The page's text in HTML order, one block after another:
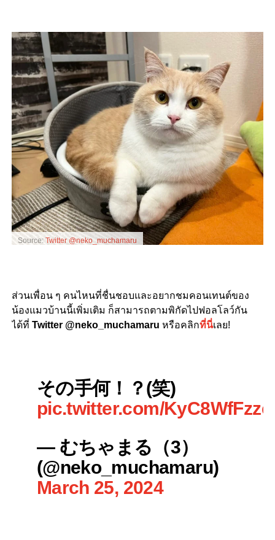
Source: Twitter @neko_muchamaru
ส่วนเพื่อน ๆ คนไหนที่ชื่นชอบและอยากชมคอนเทนต์ของ
น้องแมวบ้านนี้เพิ่มเติม ก็สามารถตามพิกัดไปฟอลโลว์กัน
ได้ที่ Twitter @neko_muchamaru หรือคลิกที่นี่เลย!
その手何！？(笑)
pic.twitter.com/KyC8WfFzze
— むちゃまる（3）
(@neko_muchamaru)
March 25, 2024